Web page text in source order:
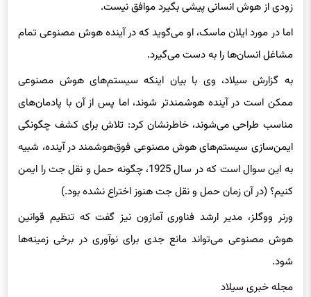
زودی از هوش انسانی پیشی بگیرد موافق نیست.
اما در مورد ایلان ماسک، او می‌گوید که در آینده هوش مصنوعی تمام
مشاغل انسان‌ها را به دست می‌گیرد.
به گزارش سیلاد، وی با بیان اینکه سیستم‌های هوش مصنوعی
ممکن است در آینده هوشمندتر شوند، اما پس از آن با پادمان‌های
مناسب طراحی می‌شوند، خاطرنشان کرد: تلاش برای کشف چگونگی
ایمن‌سازی سیستم‌های هوش مصنوعی فوق‌هوشمند در آینده، شبیه
به این سوال است که در سال 1925، چگونه حمل و نقل جت را ایمن
کنیم؟ (در آن زمان حمل و نقل جت هنوز اختراع نشده بود.)
ورنر ووگلز، مدیر ارشد فناوری آمازون نیز گفت که تنظیم قوانین
هوش مصنوعی می‌تواند مانع جدی برای نوآوری در برخی زمینه‌ها
شود.
مجله خبری سیلاد